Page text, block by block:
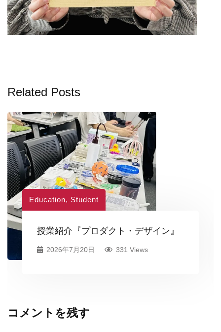
Related Posts
Education, Student
授業紹介『プロダクト・デザイン』
2026年7月20日 331 Views
コメントを残す